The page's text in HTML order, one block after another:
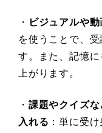
・ ビジュアルや
を使うことで、
す。また、記憶
上がります。
・ 課題やクイズ
入れる ：単に受